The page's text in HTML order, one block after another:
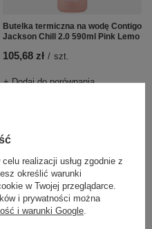
Butelka termiczna na wodę Contigo
Jackson Chill 2.0 590ml Pink Lemo
105,68 zł / szt.
+ Dodaj do porównania
realizacji usług zgodnie z
określić warunki
w Twojej przeglądarce.
i prywatności można
i warunki Google.